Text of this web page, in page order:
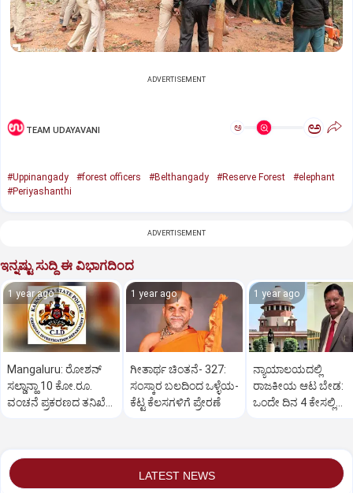
ADVERTISEMENT
TEAM UDAYAVANI ಅ ಅ
#Uppinangady #forest officers #Belthangady #Reserve Forest
#elephant
#Periyashanthi
ADVERTISEMENT
ಇನ್ನಷ್ಟು ಸುದ್ದಿ ಈ ವಿಭಾಗದಿಂದ
1 year ago
Mangaluru: ರೋಶನ್‌
ಸಲ್ಡಾನ್ಹಾ 10 ಕೋ.ರೂ.
ವಂಚನೆ ಪ್ರಕರಣದ ತನಿಖೆ
1 year ago
ಗೀತಾರ್ಥ ಚಿಂತನೆ- 327:
ಸಂಸ್ಕಾರ ಬಲದಿಂದ ಒಳ್ಳೆಯ-
ಕೆಟ್ಟ ಕೆಲಸಗಳಿಗೆ ಪ್ರೇರಣೆ
1 year ago
ನ್ಯಾಯಾಲಯದಲ್ಲಿ
ರಾಜಕೀಯ ಆಟ ಬೇಡ:
ಒಂದೇ ದಿನ 4 ಕೇಸಲ್ಲಿ
LATEST NEWS